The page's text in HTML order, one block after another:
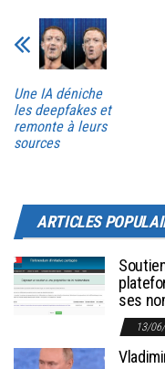
Une IA déniche
les deepfakes et
remonte à leurs
sources
ARTICLES
ses
13/